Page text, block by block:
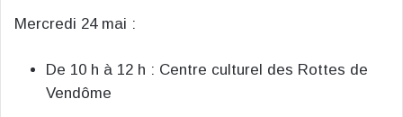
Mercredi 24 mai :
De 10 h à 12 h : Centre culturel des Rottes de
Vendôme